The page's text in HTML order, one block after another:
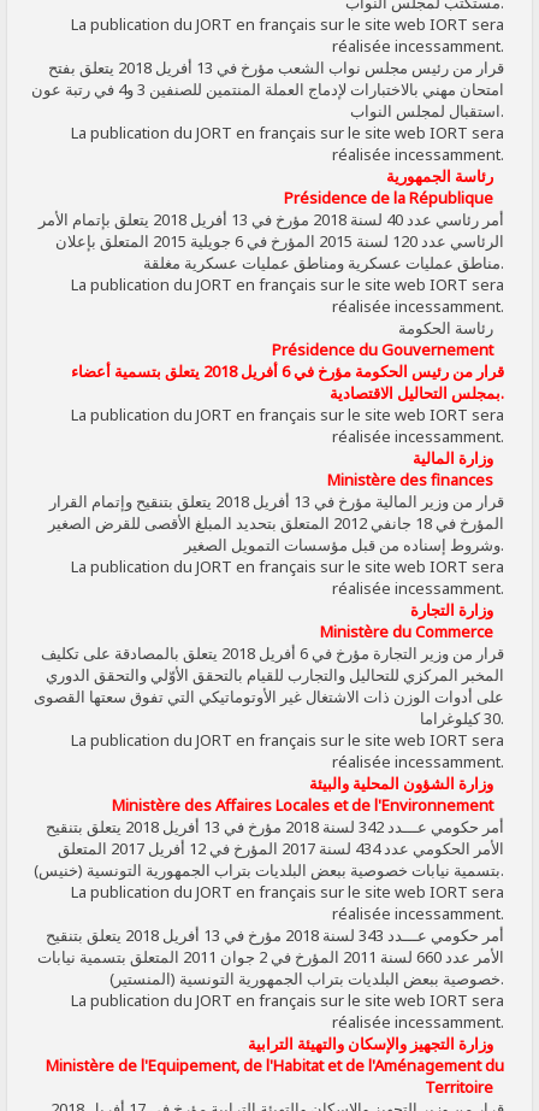
La publication du JORT en français sur le site web IORT sera
réalisée incessamment.
امتحان مهني بالاختبارات لإدماج العملة المنتمين للصنفين 3 و4 في رتبة عون
استقبال لمجلس النواب.
La publication du JORT en français sur le site web IORT sera
réalisée incessamment.
رئاسة الجمهورية
Présidence de la République
الرئاسي عدد 120 لسنة 2015 المؤرخ في 6 جويلية 2015 المتعلق بإعلان
مناطق عمليات عسكرية ومناطق عمليات عسكرية مغلقة.
La publication du JORT en français sur le site web IORT sera
réalisée incessamment.
رئاسة الحكومة
Présidence du Gouvernement
بمجلس التحاليل الاقتصادية.
La publication du JORT en français sur le site web IORT sera
réalisée incessamment.
وزارة المالية
Ministère des finances
المؤرخ في 18 جانفي 2012 المتعلق بتحديد المبلغ الأقصى للقرض الصغير
وشروط إسناده من قبل مؤسسات التمويل الصغير.
La publication du JORT en français sur le site web IORT sera
réalisée incessamment.
وزارة التجارة
Ministère du Commerce
المخبر المركزي للتحاليل والتجارب للقيام بالتحقق الأوّلي والتحقق الدوري
على أدوات الوزن ذات الاشتغال غير الأوتوماتيكي التي تفوق سعتها القصوى
30 كيلوغراما.
La publication du JORT en français sur le site web IORT sera
réalisée incessamment.
وزارة الشؤون المحلية والبيئة
Ministère des Affaires Locales et de l'Environnement
الأمر الحكومي عدد 434 لسنة 2017 المؤرخ في 12 أفريل 2017 المتعلق
بتسمية نيابات خصوصية ببعض البلديات بتراب الجمهورية التونسية (خنيس).
La publication du JORT en français sur le site web IORT sera
réalisée incessamment.
الأمر عدد 660 لسنة 2011 المؤرخ في 2 جوان 2011 المتعلق بتسمية نيابات
خصوصية ببعض البلديات بتراب الجمهورية التونسية (المنستير).
La publication du JORT en français sur le site web IORT sera
réalisée incessamment.
وزارة التجهيز والإسكان والتهيئة الترابية
Ministère de l'Equipement, de l'Habitat et de l'Aménagement du
Territoire